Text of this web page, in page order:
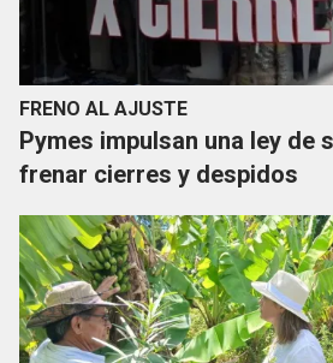
FRENO AL AJUSTE
Pymes impulsan una ley de
frenar cierres y despidos